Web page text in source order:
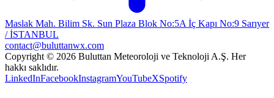
Maslak Mah. Bilim Sk. Sun Plaza Blok No:5A İç Kapı No:9 Sarıyer
/ İSTANBUL
contact@buluttanwx.com
Copyright © 2026 Buluttan Meteoroloji ve Teknoloji A.Ş. Her
hakkı saklıdır.
LinkedInFacebookInstagramYouTubeXSpotify